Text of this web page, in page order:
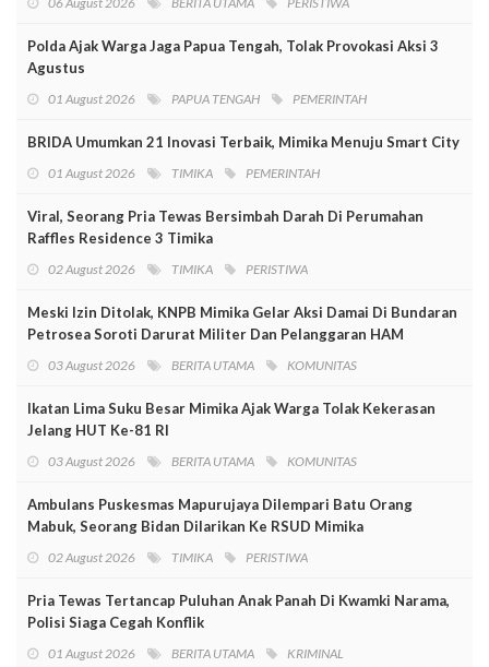
Polda Ajak Warga Jaga Papua Tengah, Tolak Provokasi Aksi 3
Agustus
01 August 2026 PAPUA TENGAH PEMERINTAH
BRIDA Umumkan 21 Inovasi Terbaik, Mimika Menuju Smart City
01 August 2026 TIMIKA PEMERINTAH
Viral, Seorang Pria Tewas Bersimbah Darah Di Perumahan
Raffles Residence 3 Timika
02 August 2026 TIMIKA PERISTIWA
Meski Izin Ditolak, KNPB Mimika Gelar Aksi Damai Di Bundaran
Petrosea Soroti Darurat Militer Dan Pelanggaran HAM
03 August 2026 BERITA UTAMA KOMUNITAS
Ikatan Lima Suku Besar Mimika Ajak Warga Tolak Kekerasan
Jelang HUT Ke-81 RI
03 August 2026 BERITA UTAMA KOMUNITAS
Ambulans Puskesmas Mapurujaya Dilempari Batu Orang
Mabuk, Seorang Bidan Dilarikan Ke RSUD Mimika
02 August 2026 TIMIKA PERISTIWA
Pria Tewas Tertancap Puluhan Anak Panah Di Kwamki Narama,
Polisi Siaga Cegah Konflik
01 August 2026 BERITA UTAMA KRIMINAL